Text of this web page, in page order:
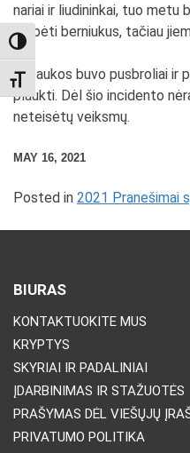
TOGGLE HIGH CONTRAST
TOGGLE FONT SIZE
nariai ir liudininkai, tuo metu
gelbėti berniukus, tačiau
Abi aukos buvo pusbroliai ir
plaukti. Dėl šio incidento
neteisėtų veiksmų.
MAY 16, 2021
Posted in 2021 Pranešimai
BIURAS
KONTAKTUOKITE MUS
KRYPTYS
SKYRIAI IR PADALINIAI
ĮDARBINIMAS IR STAŽUOTĖS
PRAŠYMAS DĖL VIEŠŲJŲ
PRIVATUMO POLITIKA